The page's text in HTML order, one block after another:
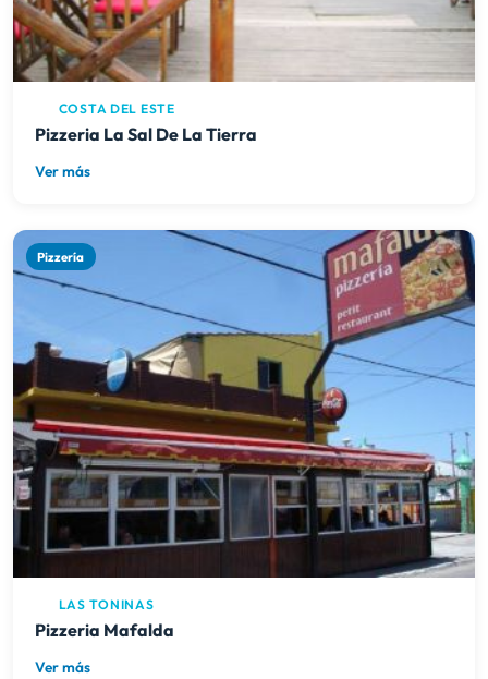
COSTA DEL ESTE
Pizzeria La Sal De La Tierra
Ver más
Pizzería
LAS TONINAS
Pizzeria Mafalda
Ver más